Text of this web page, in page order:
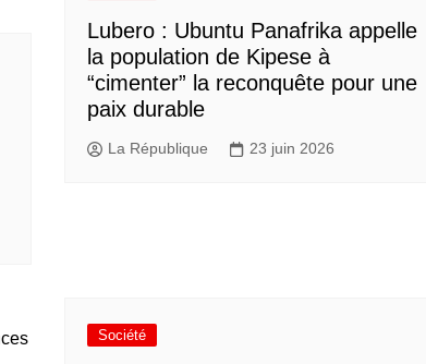
Lubero : Ubuntu Panafrika appelle
la population de Kipese à
“cimenter” la reconquête pour une
paix durable
La République 23 juin 2026
Société